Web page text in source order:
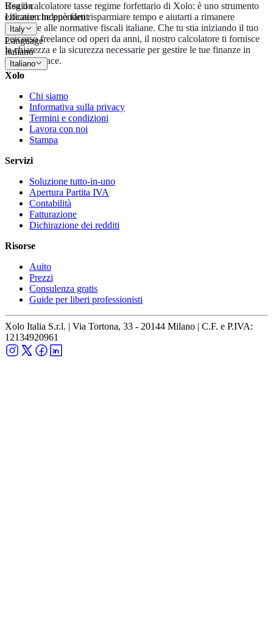
Usa il calcolatore tasse regime forfettario di Xolo: è uno strumento
efficace che può farti risparmiare tempo e aiutarti a rimanere
conforme alle normative fiscali italiane. Che tu stia iniziando il tuo
percorso freelance od operi da anni, il nostro calcolatore ti fornisce
la chiarezza e la sicurezza necessarie per gestire le tue finanze in
modo efficace.
Region
Location independent
Italy
Language
Italiano
Italiano
Xolo
Chi siamo
Informativa sulla privacy
Termini e condizioni
Lavora con noi
Stampa
Servizi
Soluzione tutto-in-uno
Apertura Partita IVA
Contabilità
Fatturazione
Dichirazione dei redditi
Risorse
Auito
Prezzi
Consulenza gratis
Guide per liberi professionisti
Xolo Italia S.r.l. | Via Tortona, 33 - 20144 Milano | C.F. e P.IVA:
12134920961